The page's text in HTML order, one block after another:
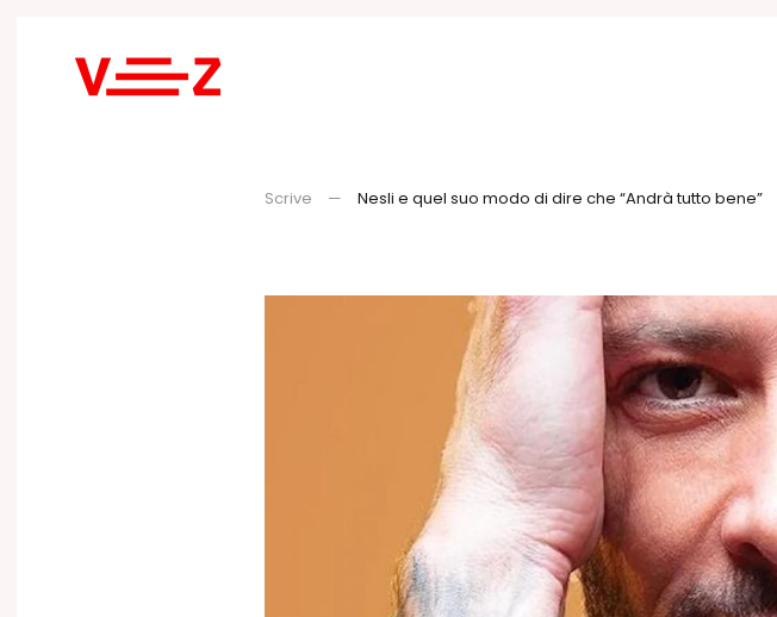
Skip to main content
Scrive Nesli e quel suo modo di dire che “Andrà tutto bene”